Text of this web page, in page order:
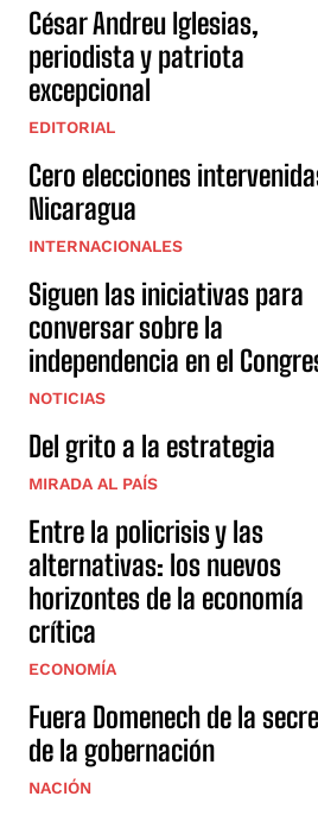
César Andreu Iglesias,
periodista y patriota
excepcional
EDITORIAL
Cero elecciones
Nicaragua
INTERNACIONALES
Siguen las iniciativas para
conversar sobre la
independencia en el
NOTICIAS
Del grito a la estrategia
MIRADA AL PAÍS
Entre la policrisis y las
alternativas: los nuevos
horizontes de la economía
crítica
ECONOMÍA
Fuera Domenech de la
de la gobernación
NACIÓN